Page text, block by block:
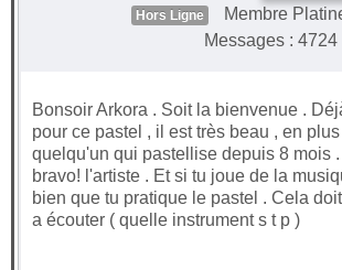
Hors Ligne
Membre
Messages : 4724
Bonsoir Arkora . Soit la bienvenue .
pour ce pastel , il est très beau , en
quelqu'un qui pastellise depuis 8 mois
bravo! l'artiste . Et si tu joue de la
bien que tu pratique le pastel . Cela
a écouter ( quelle instrument s t p )